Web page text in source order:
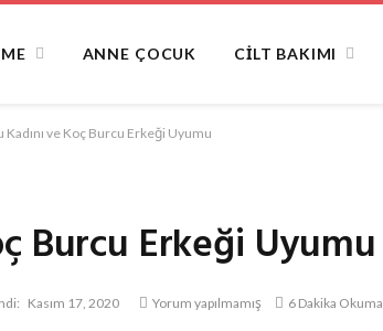
ANNE ÇOCUK CILT BAKIMI
Kadını ve Koç Burcu Erkeği Uyumu
Burcu Erkeği Uyumu
Kasım 17, 2020 Yorum yapılmamış 6 Dakika Okuma